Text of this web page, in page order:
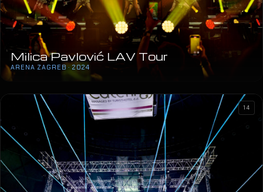
Milica Pavlović LAV Tour
ARENA ZAGREB · 2024
14